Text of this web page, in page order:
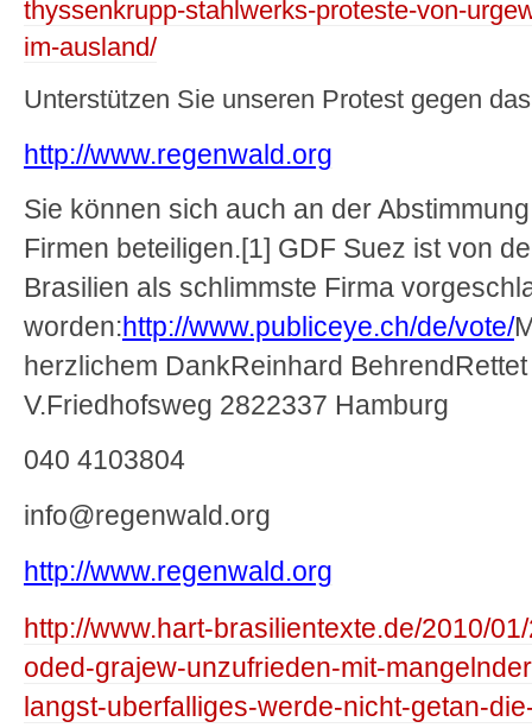
thyssenkrupp-stahlwerks-proteste-von-
im-ausland/
Unterstützen Sie unseren Protest gegen
http://www.regenwald.org
Sie können sich auch an der
Firmen beteiligen.[1] GDF Suez ist von
Brasilien als schlimmste Firma
worden:http://www.publiceye.ch/de/vote/
herzlichem DankReinhard Behrend
V.Friedhofsweg 2822337 Hamburg
040 4103804
info@regenwald.org
http://www.regenwald.org
http://www.hart-brasilientexte.de/2010/
oded-grajew-unzufrieden-mit-
langst-uberfalliges-werde-nicht-getan-